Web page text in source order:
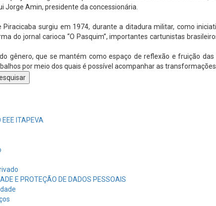
Jorge Amin, presidente da concessionária.
Piracicaba surgiu em 1974, durante a ditadura militar, como
do jornal carioca “O Pasquim”, importantes cartunistas
gênero, que se mantém como espaço de reflexão e fruição
por meio dos quais é possível acompanhar as
ITAPEVA
E PROTEÇÃO DE DADOS PESSOAIS